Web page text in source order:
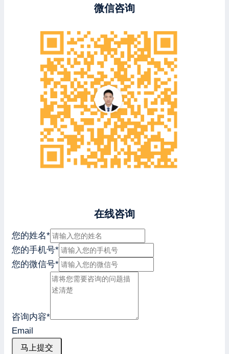
微信咨询
在线咨询
您的姓名*
您的手机号*
您的微信号*
咨询内容*
Email
马上提交